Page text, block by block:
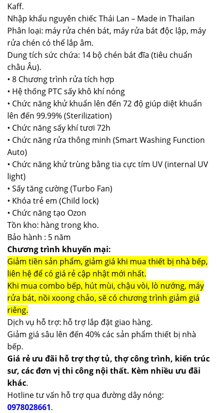
Kaff.
Nhập khẩu nguyên chiếc Thái Lan – Made in Thailan
Phân loại: máy rửa chén bát, máy rửa bát độc lập, máy
rửa chén có thể lắp âm.
Dung tích sức chứa: 14 bộ chén bát đĩa (tiêu chuẩn
châu Âu).
• 8 Chương trình rửa tích hợp
• Hệ thống PTC sấy khô khí nóng
• Chức năng khử khuẩn lên đến 72 độ giúp diệt khuẩn
lên đến 99.99% (Sterilization)
• Chức năng sấy khí tươi 72h
• Chức năng rửa thông minh (Smart Washing Function
Auto)
• Chức năng khử trùng bằng tia cực tím UV (internal UV
light)
• Sấy tăng cường (Turbo Fan)
• Khóa trẻ em (Child lock)
• Chức năng tạo Ozon
Tồn kho: hàng trong kho.
Bảo hành : 5 năm
Chương trình khuyến mại:
Giảm tiền sản phẩm, giảm giá khi mua thiết bị nhà bếp,
liên hệ để có giá rẻ cập nhật mới nhất.
Khi mua combo bếp, hút mùi, chậu vòi, lò nướng, máy
rửa bát, nồi xoong chảo, sẽ có chương trình giảm giá
riêng.
Dịch vụ hỗ trợ: hỗ trợ lắp đặt giao hàng.
Giảm giá sâu lên đến 40% các sản phẩm thiết bị nhà
bếp.
Giá rẻ ưu đãi hỗ trợ thợ tủ, thợ công trình, kiến trúc
sư, các đơn vị thi công nội thất. Kèm nhiều ưu đãi
khác.
Hotline tư vấn hỗ trợ qua đường dây nóng:
0978028661.